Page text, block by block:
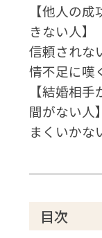
【他人の
きない人】
信頼されな
情不足に嘆
【結婚相
間がない人
まくいかな
目次